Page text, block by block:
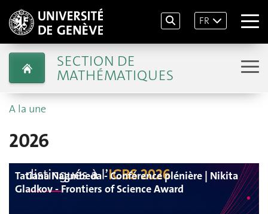
FR
SECTION DE
MATHÉMATIQUES
A la une
2026
Tatiana Nagnibeda - Conférence plénière | Nikita
Gladkov - Frontiers of Science Award